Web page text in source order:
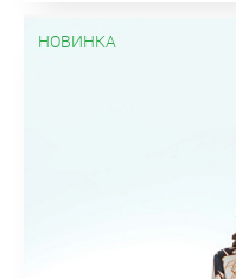
НОВИНКА